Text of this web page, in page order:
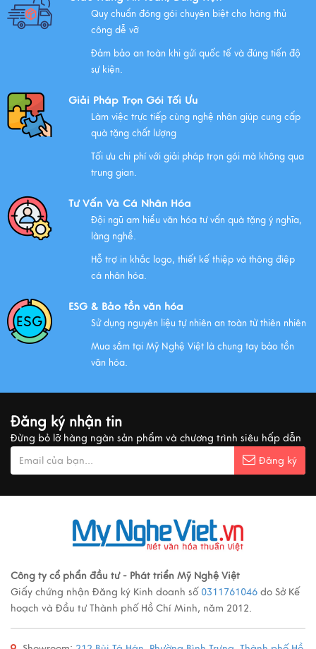
Những Lưu Ý Khi Tặng Quà Tân Gia Nhà Mới
công ty chính thức gia nhập Hawee
Xem thêm
Chính Sách Quyền Riêng Tư Tại Mỹ Nghệ Việt
NHỮNG ĐẶC ĐIỂM CỦA HÀNG THỦ CÔNG MỸ NGHỆ
QUÀ VĂN HÓA VIỆT TẶNG KHÁCH QUỐC TẾ
Xem thêm
Xem thêm
Ý nghĩa cảnh vật Tranh sơn mài
Xem thêm
Quy trình sản xuất đồ đồng
Xem thêm
Quy chuẩn đóng gói chuyên biệt cho hàng thủ
công dễ vỡ
Đảm bảo an toàn khi gửi quốc tế và đúng tiến độ
sự kiện.
Giải Pháp Trọn Gói Tối Ưu
Làm việc trực tiếp cùng nghệ nhân giúp cung cấp
quà tặng chất lượng
Tối ưu chi phí với giải pháp trọn gói mà không qua
trung gian.
Tư Vấn Và Cá Nhân Hóa
Đội ngũ am hiểu văn hóa tư vấn quà tặng ý nghĩa,
làng nghề.
Hỗ trợ in khắc logo, thiết kế thiệp và thông điệp
cá nhân hóa.
ESG & Bảo tồn văn hóa
Sử dụng nguyên liệu tự nhiên an toàn từ thiên nhiên
Mua sắm tại Mỹ Nghệ Việt là chung tay bảo tồn
văn hóa.
Đăng ký nhận tin
Đừng bỏ lỡ hàng ngàn sản phẩm và chương trình siêu hấp dẫn
Đăng ký
Công ty cổ phẩn đầu tư - Phát triển Mỹ Nghệ Việt
Giấy chứng nhận Đăng ký Kinh doanh số 0311761046 do Sở Kế
hoạch và Đầu tư Thành phố Hồ Chí Minh, năm 2012.